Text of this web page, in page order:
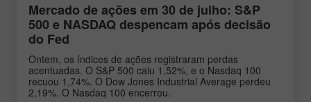
Mercado de ações em 30 de julho: S&P
500 e NASDAQ despencam após decisão
do Fed
Ontem, os índices de ações registraram perdas
acentuadas. O S&P 500 caiu 1,52%, e o Nasdaq 100
recuou 1,74%. O Dow Jones Industrial Average perdeu
2,19%. O Nasdaq 100 encerrou.